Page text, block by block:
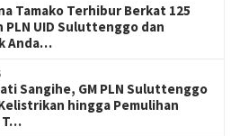
Tamako Terhibur Berkat 125
PLN UID Suluttenggo dan
Anda…
Sangihe, GM PLN Suluttenggo
hingga Pemulihan
T…